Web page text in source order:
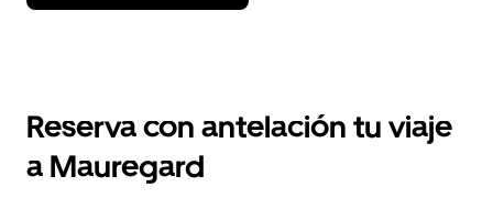
flecha
calendario
seleccionar
Reserva con antelación tu viaje
a Mauregard